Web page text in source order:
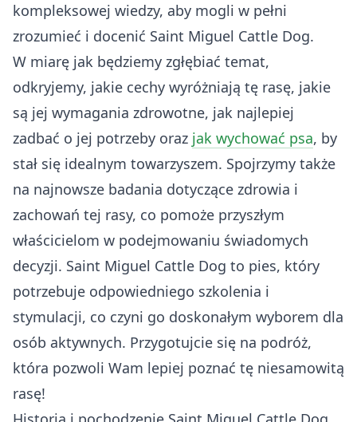
kompleksowej wiedzy, aby mogli w pełni
zrozumieć i docenić Saint Miguel Cattle Dog.
W miarę jak będziemy zgłębiać temat,
odkryjemy, jakie cechy wyróżniają tę rasę, jakie
są jej wymagania zdrowotne, jak najlepiej
zadbać o jej potrzeby oraz jak wychować psa, by
stał się idealnym towarzyszem. Spojrzymy także
na najnowsze badania dotyczące zdrowia i
zachowań tej rasy, co pomoże przyszłym
właścicielom w podejmowaniu świadomych
decyzji. Saint Miguel Cattle Dog to pies, który
potrzebuje odpowiedniego szkolenia i
stymulacji, co czyni go doskonałym wyborem dla
osób aktywnych. Przygotujcie się na podróż,
która pozwoli Wam lepiej poznać tę niesamowitą
rasę!